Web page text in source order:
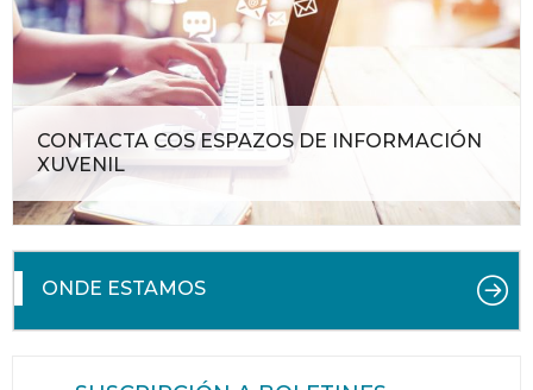
CONTACTA COS ESPAZOS DE INFORMACIÓN
XUVENIL
ONDE ESTAMOS